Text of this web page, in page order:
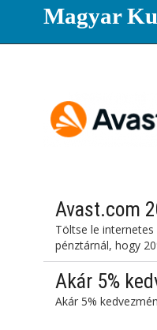
Magyar
Avast.com
Töltse le
pénztárnál, hogy
Akár 5%
Akár 5%